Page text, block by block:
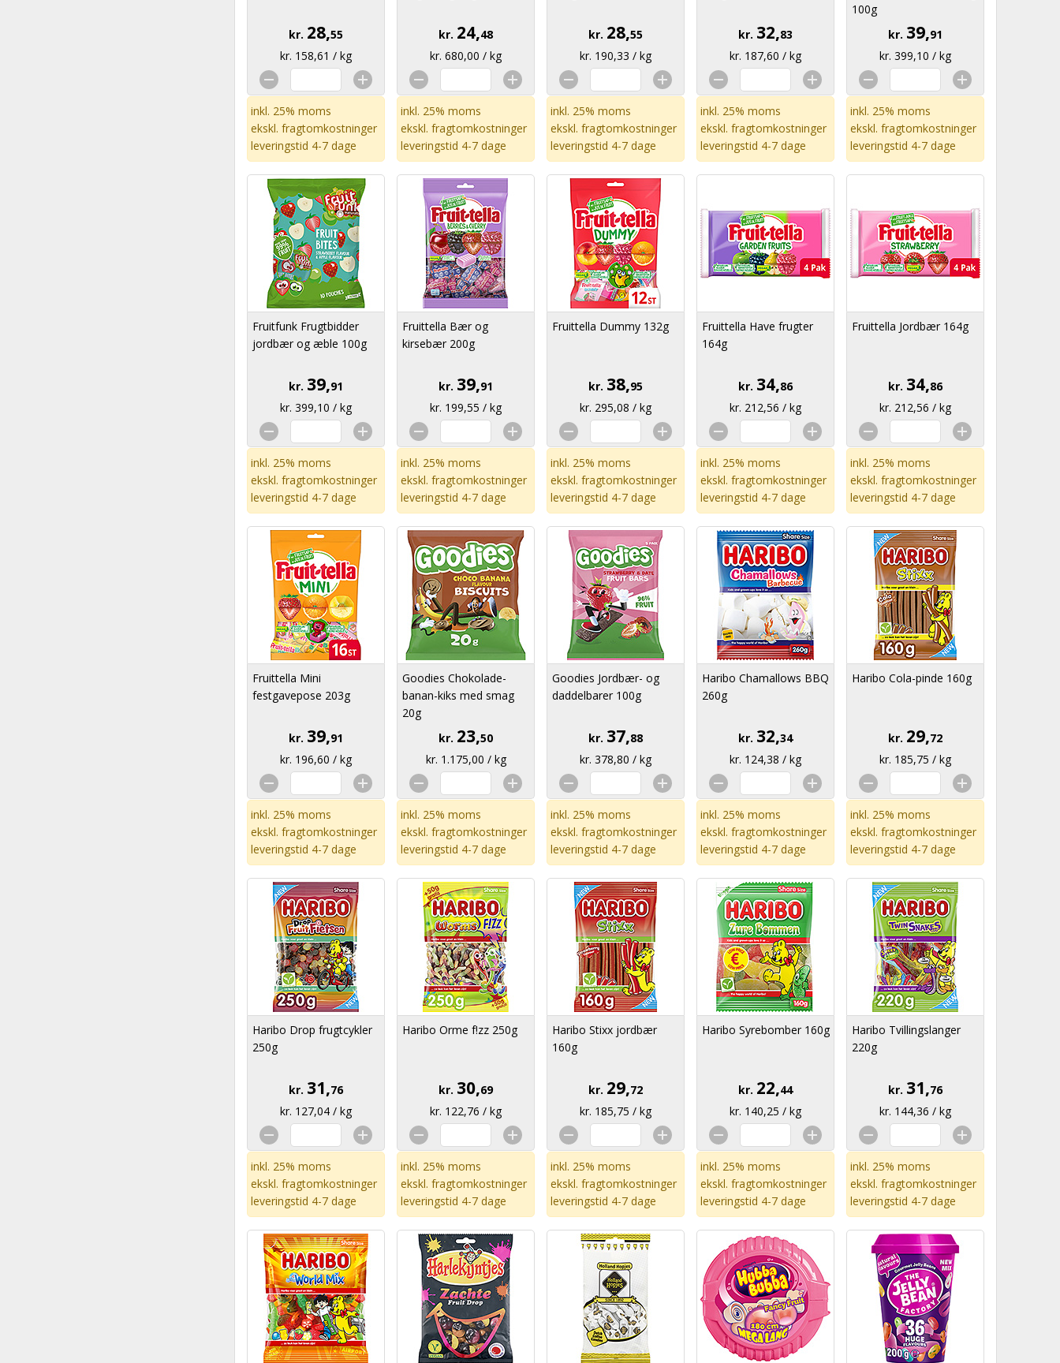
kr. 28,55
kr. 158,61 / kg
inkl. 25% moms
ekskl. fragtomkostninger
leveringstid 4-7 dage
kr. 24,48
kr. 680,00 / kg
inkl. 25% moms
ekskl. fragtomkostninger
leveringstid 4-7 dage
kr. 28,55
kr. 190,33 / kg
inkl. 25% moms
ekskl. fragtomkostninger
leveringstid 4-7 dage
kr. 32,83
kr. 187,60 / kg
inkl. 25% moms
ekskl. fragtomkostninger
leveringstid 4-7 dage
100g
kr. 39,91
kr. 399,10 / kg
inkl. 25% moms
ekskl. fragtomkostninger
leveringstid 4-7 dage
Fruitfunk Frugtbidder
jordbær og æble 100g
kr. 39,91
kr. 399,10 / kg
inkl. 25% moms
ekskl. fragtomkostninger
leveringstid 4-7 dage
Fruittella Bær og
kirsebær 200g
kr. 39,91
kr. 199,55 / kg
inkl. 25% moms
ekskl. fragtomkostninger
leveringstid 4-7 dage
Fruittella Dummy 132g
kr. 38,95
kr. 295,08 / kg
inkl. 25% moms
ekskl. fragtomkostninger
leveringstid 4-7 dage
Fruittella Have frugter
164g
kr. 34,86
kr. 212,56 / kg
inkl. 25% moms
ekskl. fragtomkostninger
leveringstid 4-7 dage
Fruittella Jordbær 164g
kr. 34,86
kr. 212,56 / kg
inkl. 25% moms
ekskl. fragtomkostninger
leveringstid 4-7 dage
Fruittella Mini
festgavepose 203g
kr. 39,91
kr. 196,60 / kg
inkl. 25% moms
ekskl. fragtomkostninger
leveringstid 4-7 dage
Goodies Chokolade-
banan-kiks med smag
20g
kr. 23,50
kr. 1.175,00 / kg
inkl. 25% moms
ekskl. fragtomkostninger
leveringstid 4-7 dage
Goodies Jordbær- og
daddelbarer 100g
kr. 37,88
kr. 378,80 / kg
inkl. 25% moms
ekskl. fragtomkostninger
leveringstid 4-7 dage
Haribo Chamallows BBQ
260g
kr. 32,34
kr. 124,38 / kg
inkl. 25% moms
ekskl. fragtomkostninger
leveringstid 4-7 dage
Haribo Cola-pinde 160g
kr. 29,72
kr. 185,75 / kg
inkl. 25% moms
ekskl. fragtomkostninger
leveringstid 4-7 dage
Haribo Drop frugtcykler
250g
kr. 31,76
kr. 127,04 / kg
inkl. 25% moms
ekskl. fragtomkostninger
leveringstid 4-7 dage
Haribo Orme f!zz 250g
kr. 30,69
kr. 122,76 / kg
inkl. 25% moms
ekskl. fragtomkostninger
leveringstid 4-7 dage
Haribo Stixx jordbær
160g
kr. 29,72
kr. 185,75 / kg
inkl. 25% moms
ekskl. fragtomkostninger
leveringstid 4-7 dage
Haribo Syrebomber 160g
kr. 22,44
kr. 140,25 / kg
inkl. 25% moms
ekskl. fragtomkostninger
leveringstid 4-7 dage
Haribo Tvillingslanger
220g
kr. 31,76
kr. 144,36 / kg
inkl. 25% moms
ekskl. fragtomkostninger
leveringstid 4-7 dage